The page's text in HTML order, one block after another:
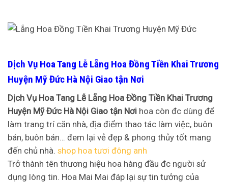
Dịch Vụ Hoa Tang Lễ Lẵng Hoa Đồng Tiền Khai Trương
Huyện Mỹ Đức Hà Nội Giao tận Nơi
Dịch Vụ Hoa Tang Lễ Lẵng Hoa Đồng Tiền Khai Trương
Huyện Mỹ Đức Hà Nội Giao tận Nơi hoa còn đc dùng để
làm trang trí căn nhà, địa điểm thao tác làm việc, buôn
bán, buôn bán… đem lại vẻ đẹp & phong thủy tốt mang
đến chủ nhà. shop hoa tươi đông anh
Trở thành tên thương hiệu hoa hàng đầu đc người sử
dụng lòng tin. Hoa Mai Mai đáp lại sự tin tưởng của